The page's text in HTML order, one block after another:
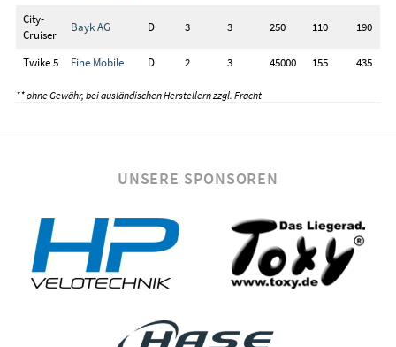
City-
Cruiser
Bayk AG D 3 3 250 110 190
Twike 5 Fine Mobile D 2 3 45000 155 435
** ohne Gewähr, bei ausländischen Herstellern zzgl. Fracht
UNSERE SPONSOREN